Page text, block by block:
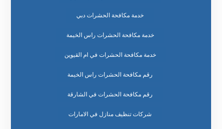
خدمة مكافحة الحشرات دبي
خدمة مكافحة الحشرات راس الخيمة
خدمة مكافحة الحشرات في ام القيوين
رقم مكافحة الحشرات راس الخيمة
رقم مكافحة الحشرات في الشارقة
شركات تنظيف منازل في الامارات